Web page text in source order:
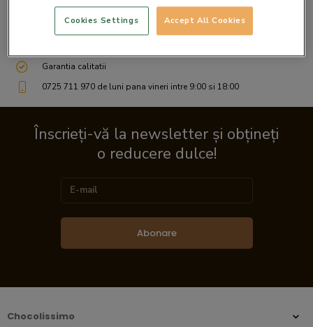
Livrare gratuita incepand cu 200 lei
Garantia calitatii
0725 711 970 de luni pana vineri intre 9:00 si 18:00
Înscrieți-vă la newsletter și obțineți
o reducere dulce!
Abonare
Chocolissimo
Accept All Cookies
Cookies Settings